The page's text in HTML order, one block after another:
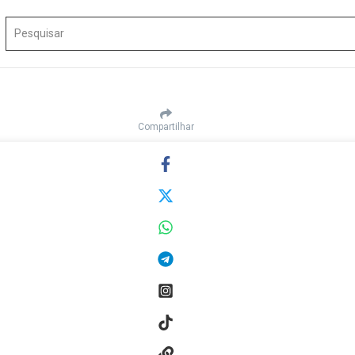
Compartilhar